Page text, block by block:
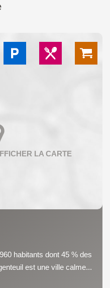
habitants dont 45 % des
est une ville calme...